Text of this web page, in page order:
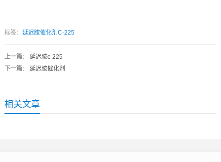
标签： 延迟胺催化剂C-225
上一篇： 延迟胺c-225
下一篇： 延迟胺催化剂
相关文章